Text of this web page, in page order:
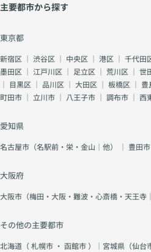
主要都市から探す
東京都
新宿区 ｜ 渋谷区 ｜ 中央区 ｜ 港区 ｜ 千代田
墨田区 ｜ 江戸川区 ｜ 足立区 ｜ 荒川区 ｜ 世
｜ 目黒区 ｜ 品川区 ｜ 大田区 ｜ 板橋区 ｜ 豊
町田市 ｜ 立川市 ｜ 八王子市 ｜ 調布市 ｜ 西
愛知県
名古屋市（名駅前・栄・金山｜他） ｜ 豊田市
大阪府
大阪市（梅田・大阪・難波・心斎橋・天王寺
その他の主要都市
北海道（札幌市 ・ 函館市）｜宮城県（仙台